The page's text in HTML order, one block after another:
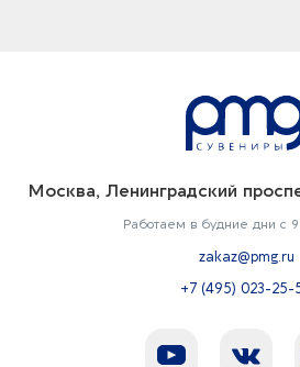
Москва, Ленинградский
Работаем в будние дни с
zakaz@pmg.ru
+7 (495) 023-25-